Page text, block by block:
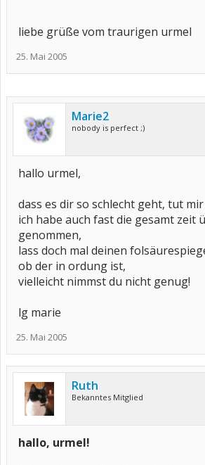
liebe grüße vom traurigen urmel
25. Mai 2005
Marie2
nobody is perfect ;)
hallo urmel,
dass es dir so schlecht geht, tut
ich habe auch fast die gesamt zeit
genommen,
lass doch mal deinen
ob der in ordung ist,
vielleicht nimmst du nicht genug!
lg marie
25. Mai 2005
Ruth
Bekanntes Mitglied
hallo, urmel!